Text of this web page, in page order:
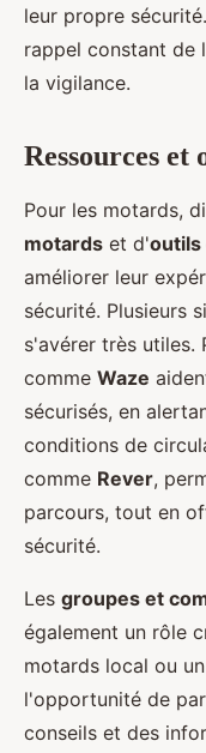
leur propre
rappel constant de
la vigilance.
Ressources et
Pour les motards,
motards et d'outils
améliorer leur
sécurité. Plusieurs
s'avérer très utiles.
comme Waze
sécurisés, en
conditions de
comme Rever,
parcours, tout en
sécurité.
Les groupes et
également un rôle
motards local ou
l'opportunité de
conseils et des